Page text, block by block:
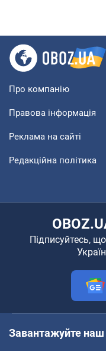
Про компанію
Правова інформація
Реклама на сайті
Редакційна політика
Підписуйтесь,
Завантажуйте наш